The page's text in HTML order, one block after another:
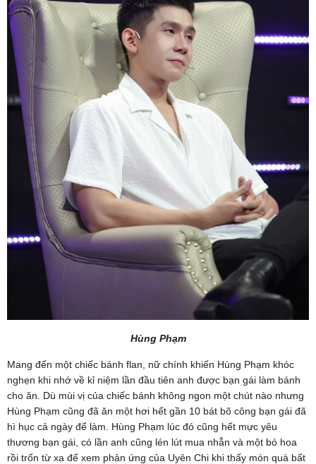
Hùng Phạm
Mang đến một chiếc bánh flan, nữ chính khiến Hùng Phạm khóc
nghẹn khi nhớ về kỉ niệm lần đầu tiên anh được bạn gái làm bánh
cho ăn. Dù mùi vị của chiếc bánh không ngon một chút nào nhưng
Hùng Phạm cũng đã ăn một hơi hết gần 10 bát bõ công bạn gái đã
hì hục cả ngày để làm. Hùng Phạm lúc đó cũng hết mực yêu
thương bạn gái, có lần anh cũng lén lút mua nhẫn và một bó hoa
rồi trốn từ xa để xem phản ứng của Uyên Chi khi thấy món quà bất